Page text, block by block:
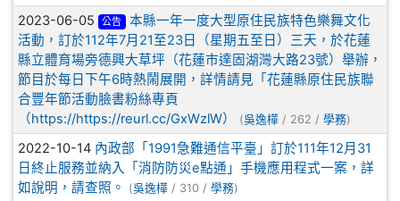
2023-06-05 公告
本縣一年一度大型原住民族特色樂舞文化
活動，訂於112年7月21至23日（星期五至日）三天，於花蓮
縣立體育場旁德興大草坪（花蓮市達固湖灣大路23號）舉辦，
節目於每日下午6時熱鬧展開，詳情請見「花蓮縣原住民族聯
合豐年節活動臉書粉絲專頁
（https://https://reurl.cc/GxWzlW）
(吳逸樺 / 262 / 學務)
2022-10-14 內政部「1991急難通信平臺」訂於111年12月31
日終止服務並納入「消防防災e點通」手機應用程式一案，詳
如說明，請查照。
(吳逸樺 / 310 / 學務)